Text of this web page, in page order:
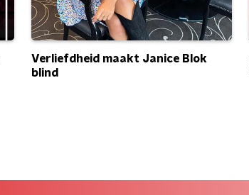
Verliefdheid maakt Janice Blok
blind